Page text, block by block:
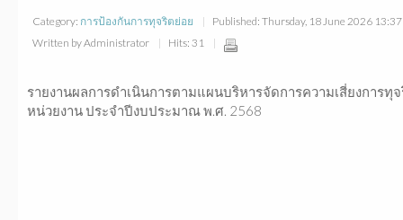
Category: การป้องกันการทุจริตย่อย
Published: Thursday, 18 June 2026 13:37
Written by Administrator
Hits: 31
รายงานผลการดำเนินการตามแผนบริหารจัดการความเสี่ยงการทุ
หน่วยงาน ประจำปีงบประมาณ พ.ศ. 2568